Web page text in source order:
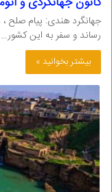
جهانگرد هندی: پیام صلح ،
رساند و سفر به این کشور…
بیشتر بخوانید »